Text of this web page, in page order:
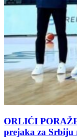
ORLIĆI
prejaka za Srbiju